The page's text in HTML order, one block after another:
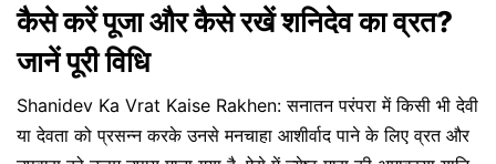
कैसे करें पूजा और कैसे रखें शनिदेव का व्रत?
जानें पूरी विधि
Shanidev Ka Vrat Kaise Rakhen: सनातन परंपरा में किसी भी देवी
या देवता को प्रसन्न करके उनसे मनचाहा आशीर्वाद पाने के लिए व्रत और